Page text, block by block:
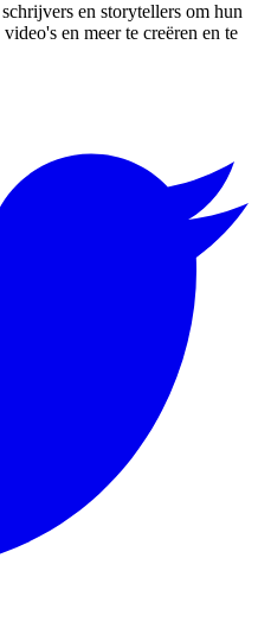
en storytellers om hun
en meer te creëren en te